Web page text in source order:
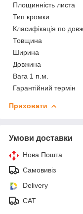
Площинність листа
Тип кромки
Класифікація по
Товщина
Ширина
Довжина
Вага 1 п.м.
Гарантійний термін
Приховати
Умови доставки
Нова Пошта
Самовивіз
Delivery
САТ